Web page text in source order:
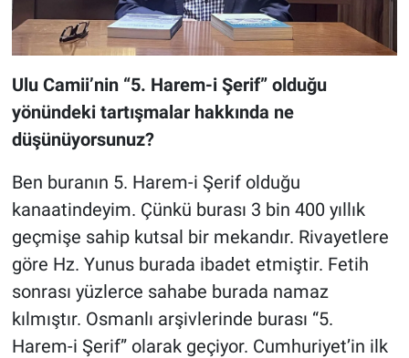
Ulu Camii’nin “5. Harem-i Şerif” olduğu
yönündeki tartışmalar hakkında ne
düşünüyorsunuz?
Ben buranın 5. Harem-i Şerif olduğu
kanaatindeyim. Çünkü burası 3 bin 400 yıllık
geçmişe sahip kutsal bir mekandır. Rivayetlere
göre Hz. Yunus burada ibadet etmiştir. Fetih
sonrası yüzlerce sahabe burada namaz
kılmıştır. Osmanlı arşivlerinde burası “5.
Harem-i Şerif” olarak geçiyor. Cumhuriyet’in ilk